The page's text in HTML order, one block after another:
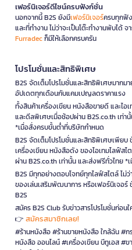
เฟอร์นิเจอร์ดีไซน์ครบฟังก์ชั่น
นอกจากนี้ B2S ยังมีเฟอร์นิเจอร์ครบทุกฟั
และที่ทำงาน ไม่ว่าจะเป็นโต๊ะทำงานพับได้
Furradecก็มีให้เลือกครบครัน
โปรโมชั่นและสิทธิพิเศษ
B2S จัดเต็มโปรโมชั่นและสิทธิพิเศษมาก
อัปเดตทุกเดือนกับแคมเปญลดราคาแรง
ทั้งสินค้าเครื่องเขียน หนังสือขายดี และไ
และดีลพิเศษเมื่อช้อปผ่าน B2S.co.th เท่า
*เมื่อสั่งครบขั้นต่ำที่บริษัทกำหนด
B2S จัดเต็มโปรโมชั่นและสิทธิพิเศษเพีย
เครื่องเขียน หนังสือดัง ของไอเทมไลฟ์
ผ่าน B2S.co.th เท่านั้น และส่งฟรีทั่วไทย
B2S มีทุกอย่างตอบโจทย์ทุกไลฟ์สไตล์ ไม่
ของเล่นเสริมพัฒนาการ หรือเฟอร์นิเจอร์
B2S
สมัคร B2S Club รับข่าวสารโปรโมชั่นก่อน
👉 สมัครสมาชิกเลย!
#ร้านหนังสือ #ร้านขายหนังสือ ใกล้ฉัน #ก
หนังสือ ออนไลน์ #เครื่องเขียน บีทูเอส #